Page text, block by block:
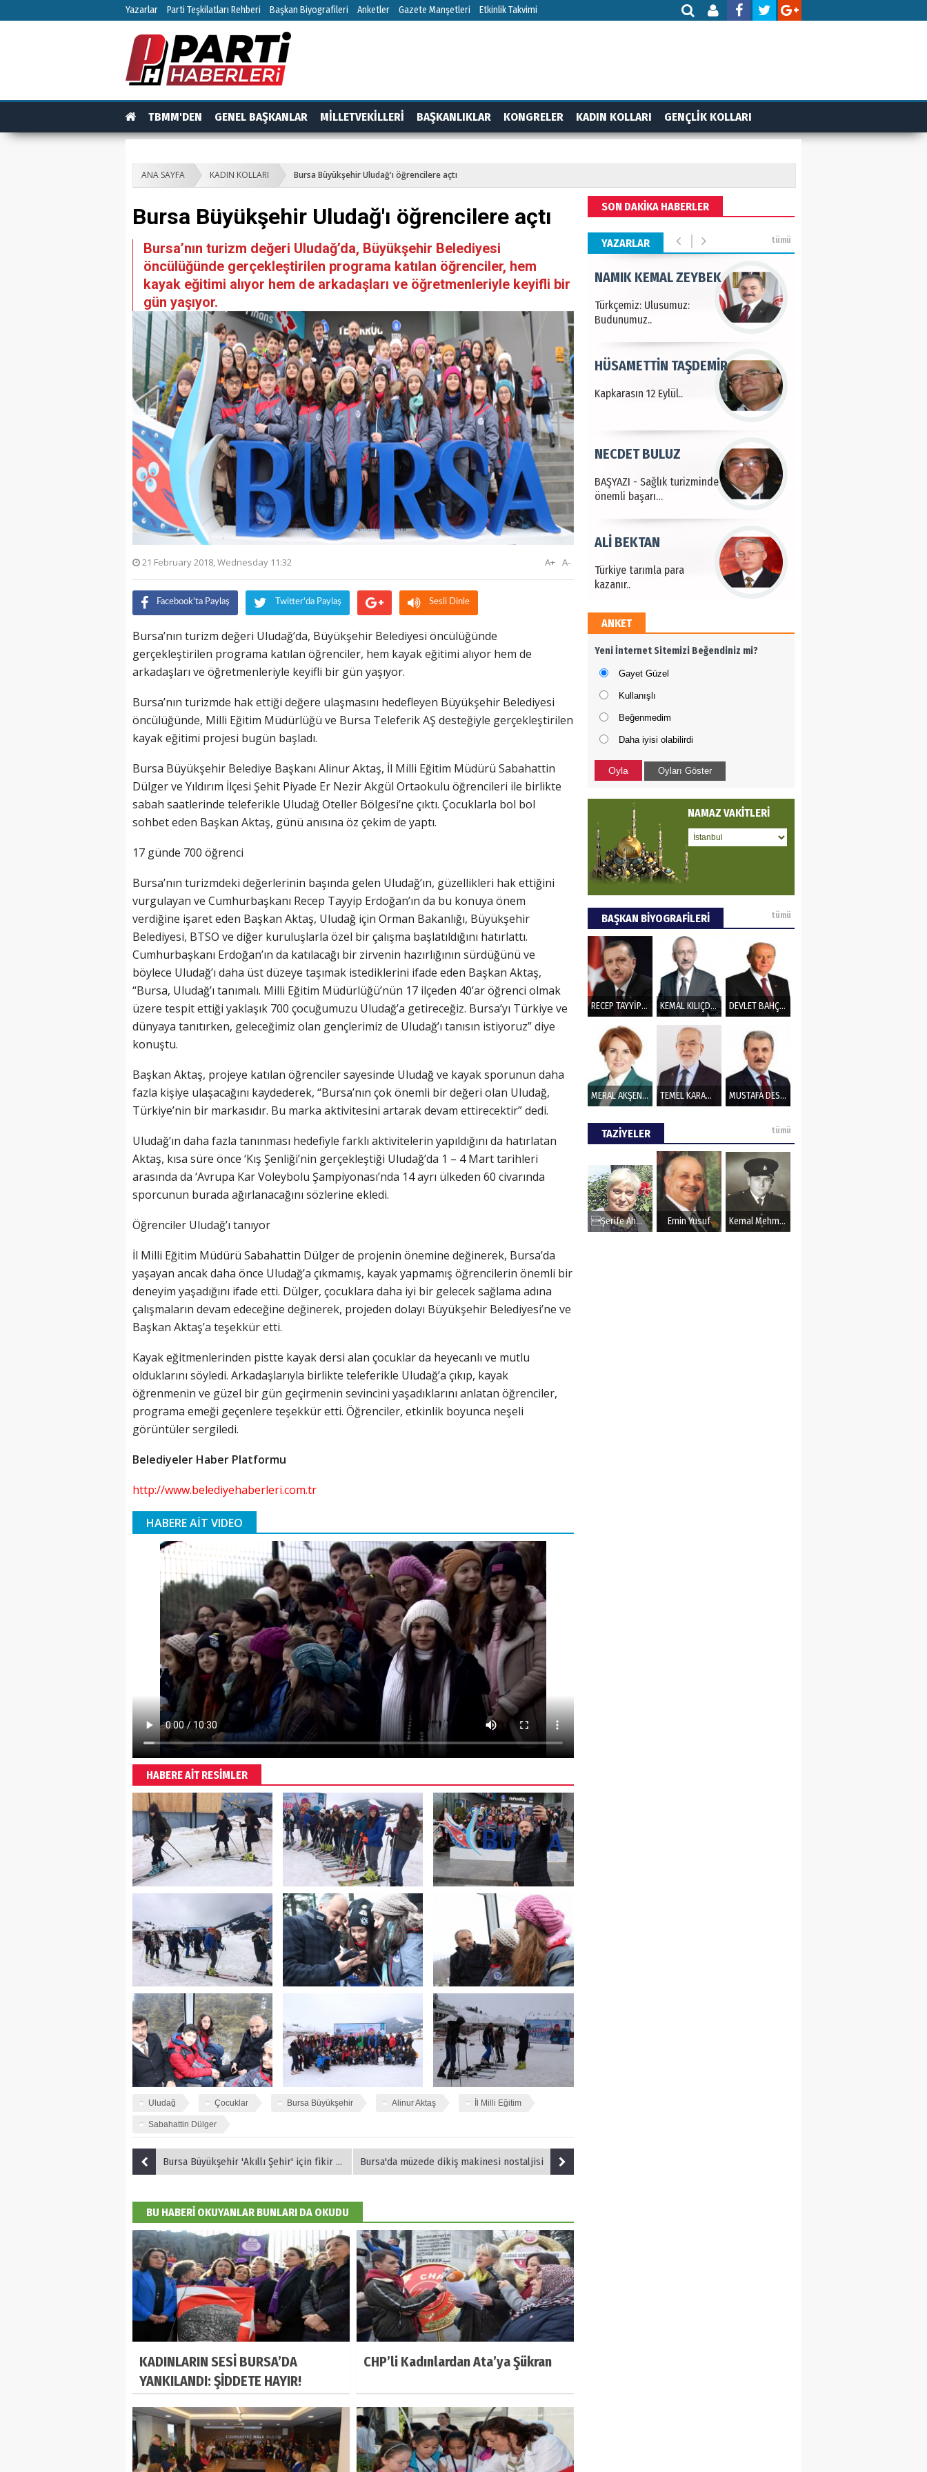
Yazarlar Parti Teşkilatları Rehberi Başkan Biyografileri Anketler Gazete Manşetleri Etkinlik Takvimi
TBMM'DEN GENEL BAŞKANLAR MİLLETVEKİLLERİ BAŞKANLIKLAR KONGRELER KADIN KOLLARI GENÇLİK KOLLARI
ANA SAYFA KADIN KOLLARI Bursa Büyükşehir Uludağ'ı öğrencilere açtı
Bursa Büyükşehir Uludağ'ı öğrencilere açtı
Bursa’nın turizm değeri Uludağ’da, Büyükşehir Belediyesi
öncülüğünde gerçekleştirilen programa katılan öğrenciler, hem
kayak eğitimi alıyor hem de arkadaşları ve öğretmenleriyle keyifli bir
gün yaşıyor.
21 February 2018, Wednesday 11:32 A-
A+
Facebook'ta Paylaş Twitter'da Paylaş Sesli Dinle
Bursa’nın turizm değeri Uludağ’da, Büyükşehir Belediyesi öncülüğünde
gerçekleştirilen programa katılan öğrenciler, hem kayak eğitimi alıyor hem de
arkadaşları ve öğretmenleriyle keyifli bir gün yaşıyor.
Bursa’nın turizmde hak ettiği değere ulaşmasını hedefleyen Büyükşehir Belediyesi
öncülüğünde, Milli Eğitim Müdürlüğü ve Bursa Teleferik AŞ desteğiyle gerçekleştirilen
kayak eğitimi projesi bugün başladı.
Bursa Büyükşehir Belediye Başkanı Alinur Aktaş, İl Milli Eğitim Müdürü Sabahattin
Dülger ve Yıldırım İlçesi Şehit Piyade Er Nezir Akgül Ortaokulu öğrencileri ile birlikte
sabah saatlerinde teleferikle Uludağ Oteller Bölgesi’ne çıktı. Çocuklarla bol bol
sohbet eden Başkan Aktaş, günü anısına öz çekim de yaptı.
17 günde 700 öğrenci
Bursa’nın turizmdeki değerlerinin başında gelen Uludağ’ın, güzellikleri hak ettiğini
vurgulayan ve Cumhurbaşkanı Recep Tayyip Erdoğan’ın da bu konuya önem
verdiğine işaret eden Başkan Aktaş, Uludağ için Orman Bakanlığı, Büyükşehir
Belediyesi, BTSO ve diğer kuruluşlarla özel bir çalışma başlatıldığını hatırlattı.
Cumhurbaşkanı Erdoğan’ın da katılacağı bir zirvenin hazırlığının sürdüğünü ve
böylece Uludağ’ı daha üst düzeye taşımak istediklerini ifade eden Başkan Aktaş,
“Bursa, Uludağ’ı tanımalı. Milli Eğitim Müdürlüğü’nün 17 ilçeden 40’ar öğrenci olmak
üzere tespit ettiği yaklaşık 700 çocuğumuzu Uludağ’a getireceğiz. Bursa’yı Türkiye ve
dünyaya tanıtırken, geleceğimiz olan gençlerimiz de Uludağ’ı tanısın istiyoruz” diye
konuştu.
Başkan Aktaş, projeye katılan öğrenciler sayesinde Uludağ ve kayak sporunun daha
fazla kişiye ulaşacağını kaydederek, “Bursa’nın çok önemli bir değeri olan Uludağ,
Türkiye’nin bir markasıdır. Bu marka aktivitesini artarak devam ettirecektir” dedi.
Uludağ’ın daha fazla tanınması hedefiyle farklı aktivitelerin yapıldığını da hatırlatan
Aktaş, kısa süre önce ‘Kış Şenliği’nin gerçekleştiği Uludağ’da 1 – 4 Mart tarihleri
arasında da ‘Avrupa Kar Voleybolu Şampiyonası’nda 14 ayrı ülkeden 60 civarında
sporcunun burada ağırlanacağını sözlerine ekledi.
Öğrenciler Uludağ’ı tanıyor
İl Milli Eğitim Müdürü Sabahattin Dülger de projenin önemine değinerek, Bursa’da
yaşayan ancak daha önce Uludağ’a çıkmamış, kayak yapmamış öğrencilerin önemli bir
deneyim yaşadığını ifade etti. Dülger, çocuklara daha iyi bir gelecek sağlama adına
çalışmaların devam edeceğine değinerek, projeden dolayı Büyükşehir Belediyesi’ne ve
Başkan Aktaş’a teşekkür etti.
Kayak eğitmenlerinden pistte kayak dersi alan çocuklar da heyecanlı ve mutlu
olduklarını söyledi. Arkadaşlarıyla birlikte teleferikle Uludağ’a çıkıp, kayak
öğrenmenin ve güzel bir gün geçirmenin sevincini yaşadıklarını anlatan öğrenciler,
programa emeği geçenlere teşekkür etti. Öğrenciler, etkinlik boyunca neşeli
görüntüler sergiledi.
Belediyeler Haber Platformu
http://www.belediyehaberleri.com.tr
HABERE AİT VIDEO
HABERE AİT RESİMLER
Uludağ Çocuklar Bursa Büyükşehir Alinur Aktaş İl Milli Eğitim
Sabahattin Dülger
Bursa Büyükşehir 'Akıllı Şehir' için fikir bekliyor. Bursa'da müzede dikiş makinesi nostaljisi
BU HABERİ OKUYANLAR BUNLARI DA OKUDU
KADINLARIN SESİ BURSA’DA
YANKILANDI: ŞİDDETE HAYIR!
CHP’li Kadınlardan Ata’ya Şükran
SON DAKİKA HABERLER
YAZARLAR tümü
CAN PULAK
Türkçemiz: Ulusumuz:
Budunumuz..
NAMIK KEMAL ZEYBEK
Kapkarasın 12 Eylül..
HÜSAMETTİN TAŞDEMİR
BAŞYAZI - Sağlık turizminde
NECDET BULUZ
Türkiye tarımla para
kazanır..
ALİ BEKTAN
Bu proje ile neyi
hedefliyoruz?
Hakan SOYSAL
İade mi etsek!..
ŞAYAN ERCAN
Gökova Kontrolü..
CAN PULAK
ANKET
Yeni İnternet Sitemizi Beğendiniz mi?
Gayet Güzel
Kullanışlı
Beğenmedim
Daha iyisi olabilirdi
Oyla Oyları Göster
NAMAZ VAKİTLERİ
BAŞKAN BİYOGRAFİLERİ tümü
RECEP TAYYİP ERDOĞAN KEMAL KILIÇDAROĞLU DEVLET BAHÇELİ
MERAL AKŞENER TEMEL KARAMOLLAOĞLU MUSTAFA DESTECİ
TAZİYELER tümü
Şerife Ahmet Emin Yusuf Kemal Mehmet Kanmaz